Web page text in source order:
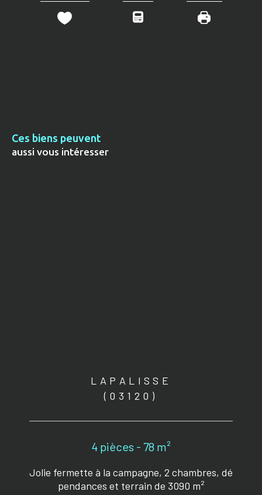
Ces biens peuvent
aussi vous intéresser
LAPALISSE
(03120)
4 pièces - 78 m²
Jolie fermette à la campagne, 2 chambres, dé
pendances et terrain de 3090 m²